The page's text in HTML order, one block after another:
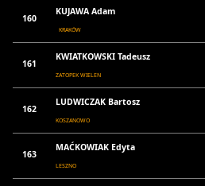
160
KUJAWA Adam
KRAKÓW
161
KWIATKOWSKI Tadeusz
ZATOPEK WIELEN
162
LUDWICZAK Bartosz
KOSZANOWO
163
MAĆKOWIAK Edyta
LESZNO